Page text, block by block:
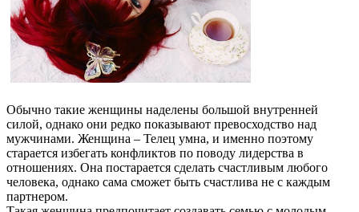
Обычно такие женщины наделены большой внутренней
силой, однако они редко показывают превосходство над
мужчинами. Женщина – Телец умна, и именно поэтому
старается избегать конфликтов по поводу лидерства в
отношениях. Она постарается сделать счастливым любого
человека, однако сама сможет быть счастлива не с каждым
партнером.